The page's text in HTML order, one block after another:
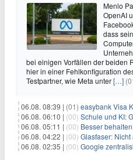
Menlo
OpenAI
dass
bei einigen Vorfällen der beiden
hier in einer Fehlkonfiguration
Testpartner, wie Meta unter[…]
06.08. 08:39 | (01) easybank Visa
06.08. 06:10 | (00) Schule und KI:
06.08. 05:11 | (00) Besser behalten:
06.08. 04:22 | (00) Glasfaser: Nicht
06.08. 02:35 | (00) Google zentralisiert KI-